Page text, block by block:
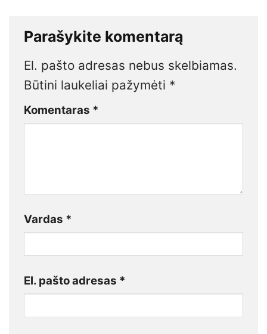
Parašykite komentarą
El. pašto adresas nebus skelbiamas.
Būtini laukeliai pažymėti *
Komentaras *
Vardas *
El. pašto adresas *